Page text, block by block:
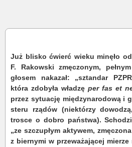
Już blisko ćwierć wieku minęło
F. Rakowski zmęczonym,
głosem nakazał: „sztandar
która zdobyła władzę per fas et
przez sytuację międzynarodową i
steru rządów (niektórzy
trosce o dobro państwa).
„ze szczupłym aktywem,
z biernymi w przeważającej mierze